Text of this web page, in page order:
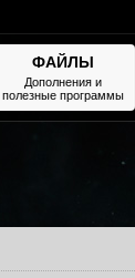
ФАЙЛЫ
Дополнения и
полезные программы